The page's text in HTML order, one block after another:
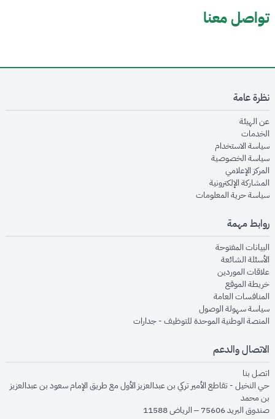
تواصل معنا
نظرة عامة
عن الهيئةopens in new window
الخدماتopens in new window
سياسة الاستخدام
سياسة الخصوصيةopens in new window
المركز الإعلاميopens in new window
المشاركة الإلكترونيةopens in new window
سياسة حرية المعلوماتopens in new window
روابط مهمة
البيانات المفتوحةopens in new window
الأسئلة الشائعةopens in new window
علاقات الموردينopens in new window
خريطة الموقعopens in new window
المنافسات العامةopens in new window
سياسة سهولة الوصولopens in new window
المنصة الوطنية الموحدة للتوظيف - جداراتopens in new window
الاتصال والدعم
اتصل بنا
حي النخيل - تقاطع الأمير تركي بن عبدالعزيز الأول مع طريق الإمام سعود بن عبدالعزيز
بن محمد
صندوق البريد 75606 – الرياض 11588